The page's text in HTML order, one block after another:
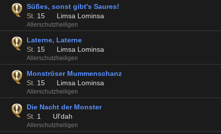
Süßes, sonst gibt's Saures!
St. 15 Limsa Lominsa
Allerschutzheiligen
Laterne, Laterne
St. 15 Limsa Lominsa
Allerschutzheiligen
Monströser Mummenschanz
St. 15 Limsa Lominsa
Allerschutzheiligen
Die Nacht der Monster
St. 1 Ul'dah
Allerschutzheiligen